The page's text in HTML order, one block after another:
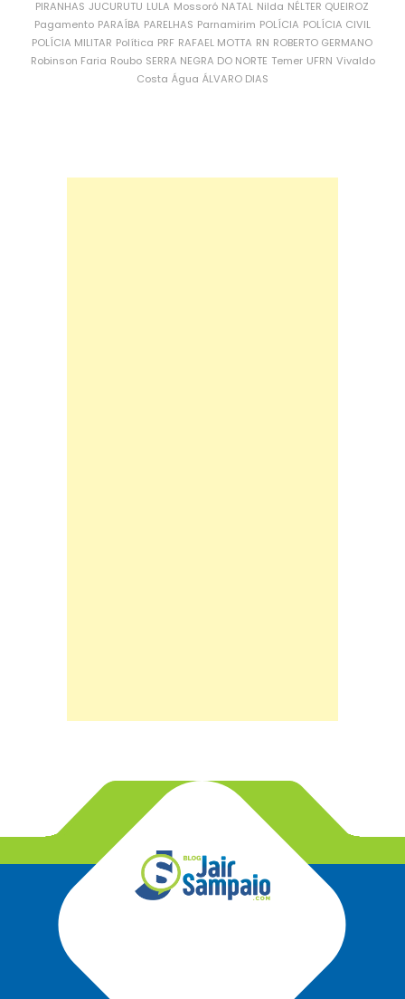
PIRANHAS JUCURUTU LULA Mossoró NATAL Nilda NÉLTER QUEIROZ
Pagamento PARAÍBA PARELHAS Parnamirim POLÍCIA POLÍCIA CIVIL
POLÍCIA MILITAR Política PRF RAFAEL MOTTA RN ROBERTO GERMANO
Robinson Faria Roubo SERRA NEGRA DO NORTE Temer UFRN Vivaldo
Costa Água ÁLVARO DIAS